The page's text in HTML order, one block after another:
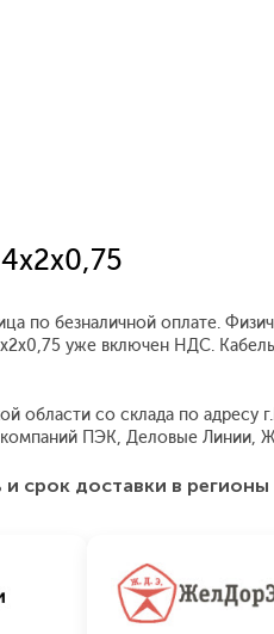
по безналичной оплате.
уже включен НДС.
со склада по адресу
ПЭК, Деловые Линии,
срок доставки в